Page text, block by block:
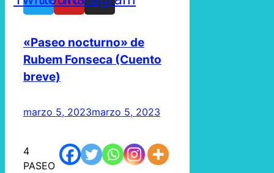
«Paseo nocturno» de
Rubem Fonseca (Cuento
breve)
marzo 5, 2023marzo 5, 2023
4
PASEO